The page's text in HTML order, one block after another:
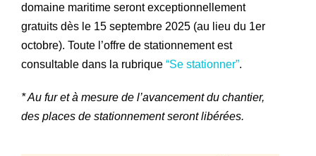
domaine maritime seront exceptionnellement
gratuits dès le 15 septembre 2025 (au lieu du 1er
octobre). Toute l’offre de stationnement est
consultable dans la rubrique“Se stationner”.
* Au fur et à mesure de l’avancement du chantier,
des places de stationnement seront libérées.